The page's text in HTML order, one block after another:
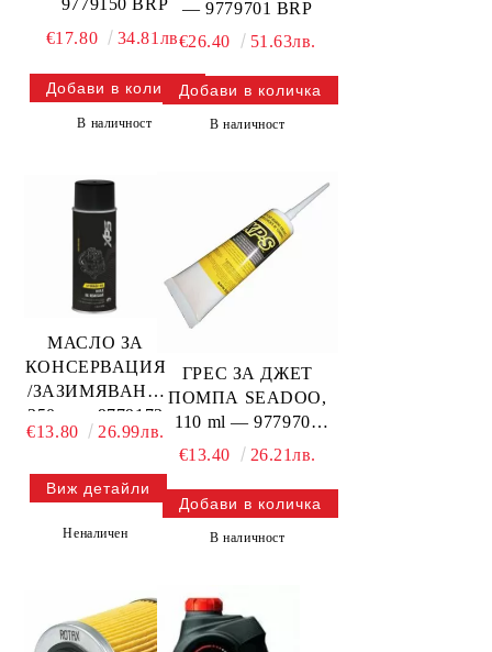
9779150 BRP
€17.80
34.81лв.
В наличност
— 9779701 BRP
€26.40
51.63лв.
В наличност
МАСЛО ЗА
КОНСЕРВАЦИЯ
/ЗАЗИМЯВАНЕ/
350 г — 9779173
BRP
€13.80 26.99лв.
Виж детайли
Неналичен
ГРЕС ЗА ДЖЕТ
ПОМПА SEADOO,
110 ml — 9779703
BRP
€13.40 26.21лв.
В наличност